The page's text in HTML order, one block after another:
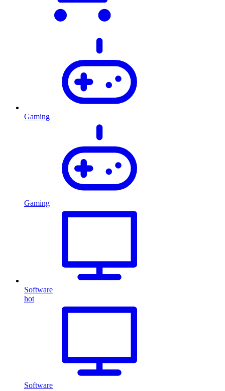
Gaming
Gaming
Software
hot
Software